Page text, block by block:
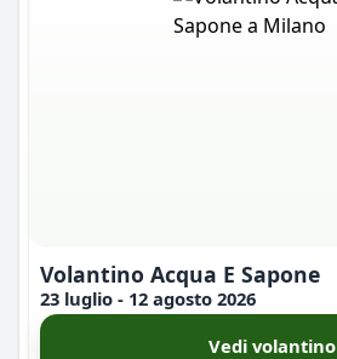
Volantino Acqua E Sapone
23 luglio - 12 agosto 2026
Vedi volantino